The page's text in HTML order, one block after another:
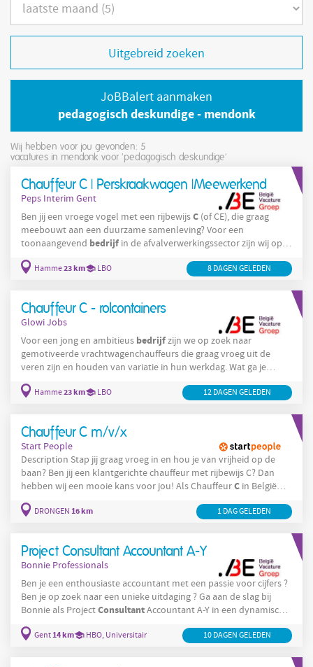
Uitgebreid zoeken
JoBBalert aanmaken
pedagogisch deskundige - mendonk
Wij hebben voor jou gevonden: 5
vacatures in mendonk voor 'pedagogisch deskundige'
Chauffeur C | Perskraakwagen |Meewerkend
Peps Interim Gent
Ben jij een vroege vogel met een rijbewijsC (of CE), die graag
meebouwt aan een duurzame samenleving? Voor een
toonaangevend bedrijf in de afvalverwerkingssector zijn wij op
zoek naar een chauffeur voor de perskraakwagen in Hamme. Of
je nu al ervaring hebt of gewoon goesting om te rijden – wij
collega-ophaler, meewerken is dus geen probleem.
Hamme23 km LBO 8 DAGEN GELEDEN
Chauffeur C - rolcontainers
Glowi Jobs
Voor een jong en ambitieus bedrijfzijn we op zoek naar
gemotiveerde vrachtwagenchauffeurs die graag vroeg uit de
veren zijn en houden van variatie in hun werkdag. Wat ga je
doen? Ophalen van rolcontainers bij privébedrijven Laden en
correct plaatsen van de containers in de vrachtwagen Bijhouden
Gemiddeld werk je 9 uur per dag
Hamme23 km LBO 12 DAGEN GELEDEN
Chauffeur C m/v/x
Start People
Description Stap jij graag vroeg in en hou je van vrijheid op de
baan? Ben jij een klantgerichte chauffeur met rijbewijs C? Dan
hebben wij een mooie kans voor jou! Als ChauffeurC in België
lever je dagelijks kwaliteitsproducten bij klanten, werk je met een
moderne vrachtwagen en maak je écht impact in onze service. Je
DRONGEN 16 km 1 DAG GELEDEN
Project Consultant Accountant A-Y
Bonnie Professionals
Ben je een enthousiaste accountant met een passie voor cijfers ?
Ben je op zoek naar een unieke uitdaging ? Ga aan de slag bij
Bonnie als ProjectConsultantAccountant A-Y in een dynamische
consultancy-omgeving in de regio Gent , en werk op locaties
waar behoefte is aan kennis en efficiëntie . Klinkt dit als jouw
Gent14 km HBO, Universitair 10 DAGEN GELEDEN